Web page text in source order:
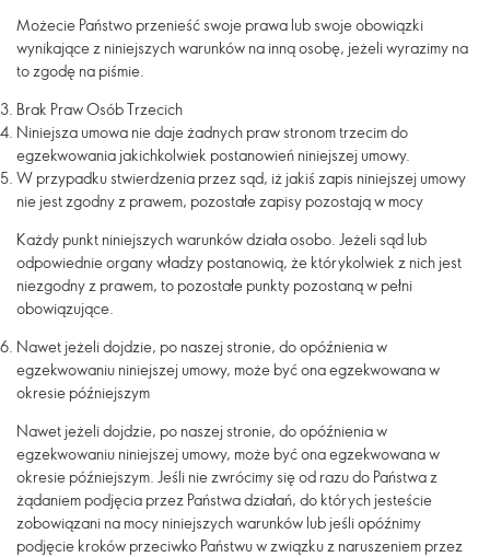
Możecie Państwo przenieść swoje prawa lub swoje obowiązki
wynikające z niniejszych warunków na inną osobę, jeżeli wyrazimy na
to zgodę na piśmie.
Brak Praw Osób Trzecich
Niniejsza umowa nie daje żadnych praw stronom trzecim do
egzekwowania jakichkolwiek postanowień niniejszej umowy.
W przypadku stwierdzenia przez sąd, iż jakiś zapis niniejszej umowy
nie jest zgodny z prawem, pozostałe zapisy pozostają w mocy
Każdy punkt niniejszych warunków działa osobo. Jeżeli sąd lub
odpowiednie organy władzy postanowią, że którykolwiek z nich jest
niezgodny z prawem, to pozostałe punkty pozostaną w pełni
obowiązujące.
Nawet jeżeli dojdzie, po naszej stronie, do opóźnienia w
egzekwowaniu niniejszej umowy, może być ona egzekwowana w
okresie późniejszym
Nawet jeżeli dojdzie, po naszej stronie, do opóźnienia w
egzekwowaniu niniejszej umowy, może być ona egzekwowana w
okresie późniejszym. Jeśli nie zwrócimy się od razu do Państwa z
żądaniem podjęcia przez Państwa działań, do których jesteście
zobowiązani na mocy niniejszych warunków lub jeśli opóźnimy
podjęcie kroków przeciwko Państwu w związku z naruszeniem przez